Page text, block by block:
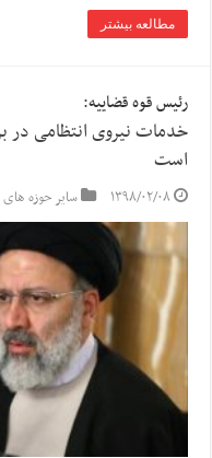
مطالعه بیشتر
رئیس قوه قضاییه:
خدمات نیروی انتظامی در
است
۱۳۹۸/۰۲/۰۸ سایر حوزه